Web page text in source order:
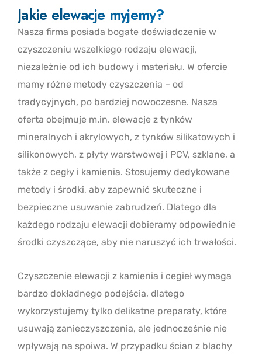
Jakie elewacje myjemy?
Nasza firma posiada bogate doświadczenie w
czyszczeniu wszelkiego rodzaju elewacji,
niezależnie od ich budowy i materiału. W ofercie
mamy różne metody czyszczenia – od
tradycyjnych, po bardziej nowoczesne. Nasza
oferta obejmuje m.in. elewacje z tynków
mineralnych i akrylowych, z tynków silikatowych i
silikonowych, z płyty warstwowej i PCV, szklane, a
także z cegły i kamienia. Stosujemy dedykowane
metody i środki, aby zapewnić skuteczne i
bezpieczne usuwanie zabrudzeń. Dlatego dla
każdego rodzaju elewacji dobieramy odpowiednie
środki czyszczące, aby nie naruszyć ich trwałości.
Czyszczenie elewacji z kamienia i cegieł wymaga
bardzo dokładnego podejścia, dlatego
wykorzystujemy tylko delikatne preparaty, które
usuwają zanieczyszczenia, ale jednocześnie nie
wpływają na spoiwa. W przypadku ścian z blachy